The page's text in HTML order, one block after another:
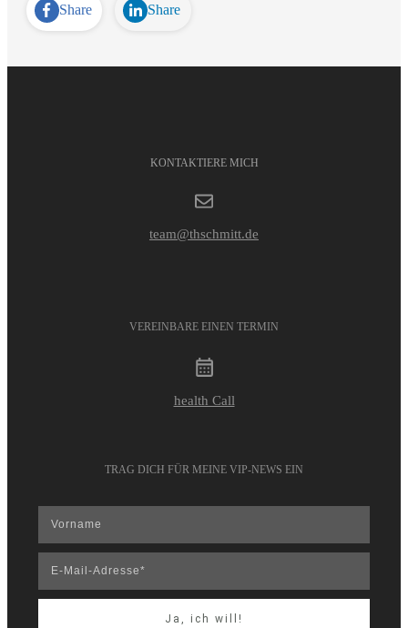
Share Share
KONTAKTIERE MICH
team@thschmitt.de
VEREINBARE EINEN TERMIN
health Call
TRAG DICH FÜR MEINE VIP-NEWS EIN
Ja, ich will!